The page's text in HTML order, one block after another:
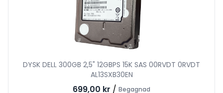
DYSK DELL 300GB 2,5" 12GBPS 15K SAS 00RVDT 0RVDT
AL13SXB30EN
699,00 kr / Begagnad